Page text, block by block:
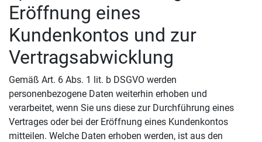
Eröffnung eines
Kundenkontos und zur
Vertragsabwicklung
Gemäß Art. 6 Abs. 1 lit. b DSGVO werden
personenbezogene Daten weiterhin erhoben und
verarbeitet, wenn Sie uns diese zur Durchführung eines
Vertrages oder bei der Eröffnung eines Kundenkontos
mitteilen. Welche Daten erhoben werden, ist aus den